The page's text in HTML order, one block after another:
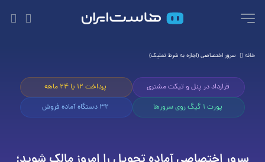
خانه سرور اختصاصی (اجاره به شرط تملیک)
قرارداد در پنل و تیکت مشتری
پرداخت ۱۲ یا ۲۴ ماهه
پورت ۱ گیگ روی سرورها